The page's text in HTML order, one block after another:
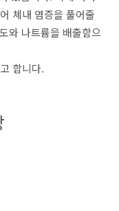
체내 염증을 풀어줄
와 나트륨을 배출함으
합니다.